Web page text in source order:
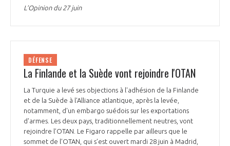
L’Opinion du 27 juin
DÉFENSE
La Finlande et la Suède vont rejoindre l'OTAN
La Turquie a levé ses objections à l'adhésion de la Finlande
et de la Suède à l'Alliance atlantique, après la levée,
notamment, d'un embargo suédois sur les exportations
d'armes. Les deux pays, traditionnellement neutres, vont
rejoindre l’OTAN. Le Figaro rappelle par ailleurs que le
sommet de l’OTAN, qui s’est ouvert mardi 28 juin à Madrid,